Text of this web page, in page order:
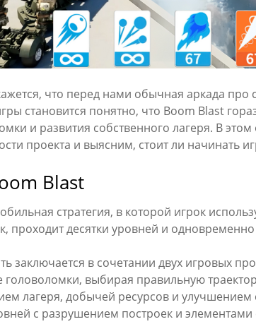
что перед нами обычная аркада про
становится понятно, что Boom Blast
и развития собственного лагеря. В
проекта и выясним, стоит ли начинать
Blast
стратегия, в которой игрок
проходит десятки уровней и
заключается в сочетании двух игровых
головоломки, выбирая правильную
лагеря, добычей ресурсов и улучшением
с разрушением построек и элементами